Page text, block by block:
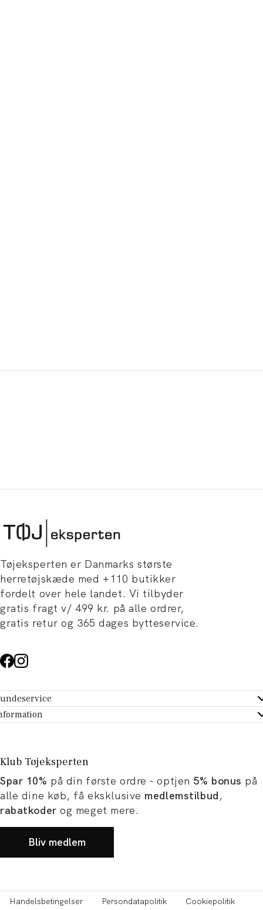
Tøjeksperten er Danmarks største
herretøjskæde med +110 butikker
fordelt over hele landet. Vi tilbyder
gratis fragt v/ 499 kr. på alle ordrer,
gratis retur og 365 dages bytteservice.
- Hjælpecenter
dit køb
Tøjeksperten
og artikler
og karriere
Klub Tøjeksperten
Spar 10% på din første ordre - optjen 5% bonus på
alle dine køb, få eksklusive medlemstilbud,
rabatkoder og meget mere.
Bliv medlem
Handelsbetingelser Persondatapolitik Cookiepolitik